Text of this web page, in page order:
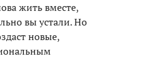
жить вместе,
вы устали. Но
новые,